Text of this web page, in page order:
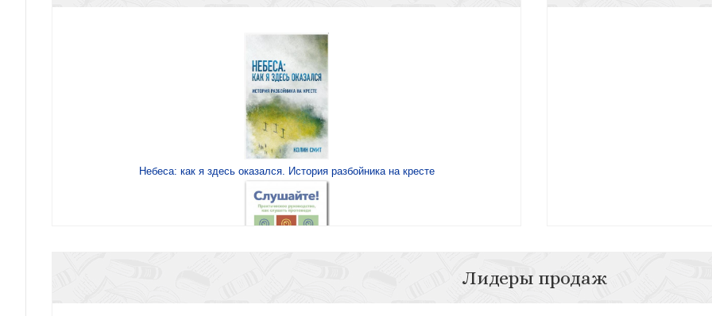
Небеса: как я здесь оказался. История разбойника на кресте
Лидеры продаж